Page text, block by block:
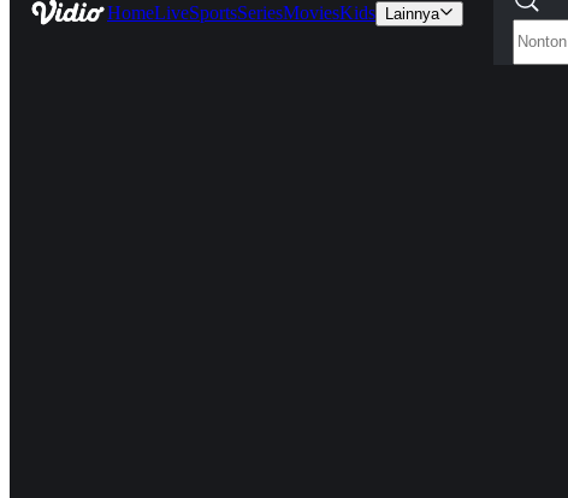
HomeLiveSportsSeriesMoviesKids Lainnya